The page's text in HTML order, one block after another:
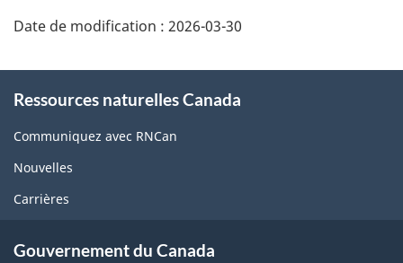
Date de modification : 2026-03-30
this
site
Ressources naturelles Canada
Communiquez avec RNCan
Nouvelles
Carrières
Gouvernement du Canada